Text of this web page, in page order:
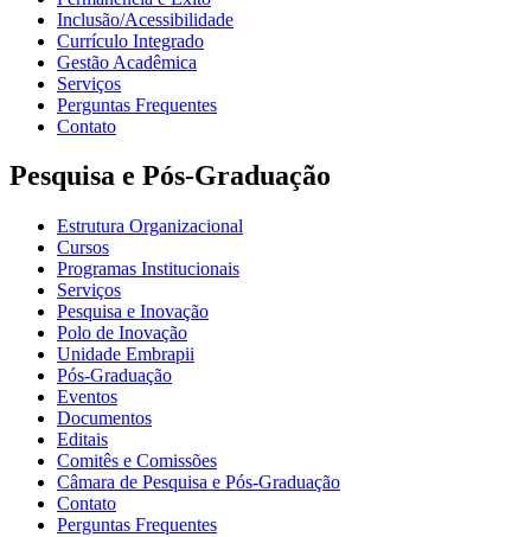
Inclusão/Acessibilidade
Currículo Integrado
Gestão Acadêmica
Serviços
Perguntas Frequentes
Contato
Pesquisa e Pós-Graduação
Estrutura Organizacional
Cursos
Programas Institucionais
Serviços
Pesquisa e Inovação
Polo de Inovação
Unidade Embrapii
Pós-Graduação
Eventos
Documentos
Editais
Comitês e Comissões
Câmara de Pesquisa e Pós-Graduação
Contato
Perguntas Frequentes